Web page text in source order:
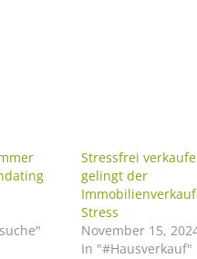
Stressfrei
gelingt der
Stress
November 15,
In "#Hausverkauf"